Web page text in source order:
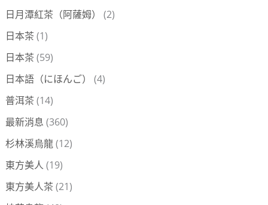
日月潭紅茶（阿薩姆）
(2)
日本茶 (1)
日本茶 (59)
日本語（にほんご）
(4)
普洱茶 (14)
最新消息 (360)
杉林溪烏龍(12)
東方美人 (19)
東方美人茶 (21)